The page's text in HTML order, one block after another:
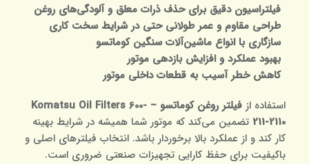
فیلتراسیون دقیق برای حذف ذرات معلق و آلودگی‌های روغن
طراحی مقاوم و عمر طولانی حتی در شرایط سخت کاری
سازگاری با انواع ماشین‌آلات سنگین کوماتسو
بهبود عملکرد و افزایش بازدهی موتور
کاهش خطر آسیب به قطعات داخلی موتور
استفاده از
فیلتر روغن کوماتسو – Komatsu Oil Filters 600-
211-2110تضمین می‌کند که موتور شما همیشه در شرایط بهینه
کار کند و از عملکرد بالا برخوردار باشد. انتخاب فیلترهای اصلی و
باکیفیت برای حفظ کارایی تجهیزات صنعتی ضروری است.